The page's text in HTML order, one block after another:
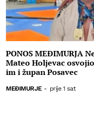
PONOS MEĐIMURJA
Mateo Holjevac
im i župan Posavec
MEĐIMURJE - prije 1 sat